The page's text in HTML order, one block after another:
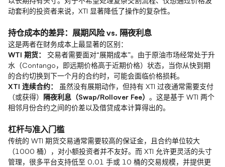
动套利的投资者来说，XTI 显著降低了操作的复杂性。
持仓成本的差异：展期风险 vs. 隔夜利息
这是两者在财务成本上最显著的区别：
WTI 期货：
交易者需要面对“展期成本”。由于原油市场经常处于升
水（Contango，即远期价格高于近期价格）状态，当你从快到期
的合约切换到下一个月的合约时，可能会面临价格损耗。
XTI 连续合约：
虽然没有展期动作，但持有 XTI 过夜通常需要支付
（或获得） 隔夜利息（Swap/Rollover Fee） 。这是基于 WTI 两个
相邻月份合约之间的价差以及借贷成本计算得出的。
杠杆与准入门槛
传统的 WTI 期货交易通常需要较高的保证金，且合约单位较大
（1000 桶），对小额投资者并不友好。而 XTI 允许更灵活的头寸
管理，很多平台支持低至 0.01 手或 10 桶的交易规模，并提供更